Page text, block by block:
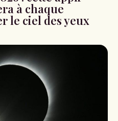
à chaque
le ciel des yeux